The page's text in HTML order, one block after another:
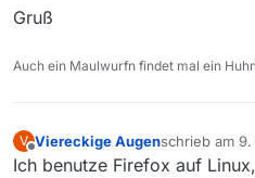
Gruß
Auch ein Maulwurfn findet mal ein
V
Offline
Viereckige Augenschrieb am 9.
zuletzt
Ich benutze Firefox auf